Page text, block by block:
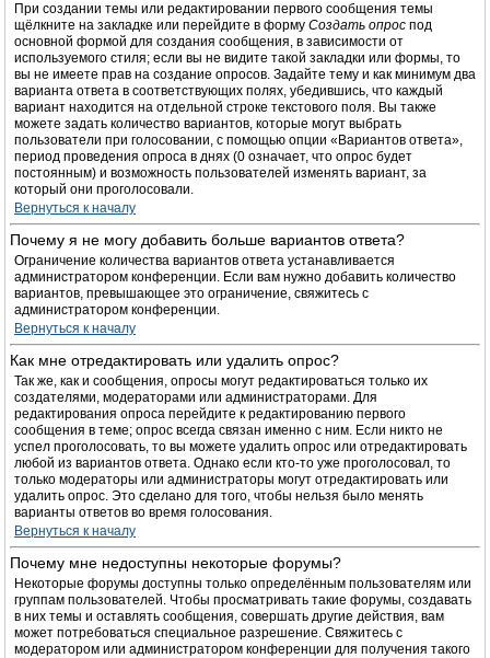
При создании темы или редактировании первого сообщения темы
щёлкните на закладке или перейдите в форму Создать опрос под
основной формой для создания сообщения, в зависимости от
используемого стиля; если вы не видите такой закладки или формы, то
вы не имеете прав на создание опросов. Задайте тему и как минимум два
варианта ответа в соответствующих полях, убедившись, что каждый
вариант находится на отдельной строке текстового поля. Вы также
можете задать количество вариантов, которые могут выбрать
пользователи при голосовании, с помощью опции «Вариантов ответа»,
период проведения опроса в днях (0 означает, что опрос будет
постоянным) и возможность пользователей изменять вариант, за
который они проголосовали.
Вернуться к началу
Почему я не могу добавить больше вариантов ответа?
Ограничение количества вариантов ответа устанавливается
администратором конференции. Если вам нужно добавить количество
вариантов, превышающее это ограничение, свяжитесь с
администратором конференции.
Вернуться к началу
Как мне отредактировать или удалить опрос?
Так же, как и сообщения, опросы могут редактироваться только их
создателями, модераторами или администраторами. Для
редактирования опроса перейдите к редактированию первого
сообщения в теме; опрос всегда связан именно с ним. Если никто не
успел проголосовать, то вы можете удалить опрос или отредактировать
любой из вариантов ответа. Однако если кто-то уже проголосовал, то
только модераторы или администраторы могут отредактировать или
удалить опрос. Это сделано для того, чтобы нельзя было менять
варианты ответов во время голосования.
Вернуться к началу
Почему мне недоступны некоторые форумы?
Некоторые форумы доступны только определённым пользователям или
группам пользователей. Чтобы просматривать такие форумы, создавать
в них темы и оставлять сообщения, совершать другие действия, вам
может потребоваться специальное разрешение. Свяжитесь с
модератором или администратором конференции для получения такого